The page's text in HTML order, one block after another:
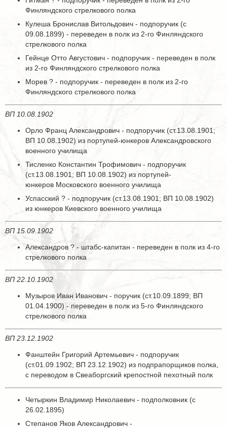
Финляндского стрелкового полка
Кулеша Бронислав Витольдович - подпоручик (с
09.08.1899) - переведен в полк из 2-го Финляндского
стрелкового полка
Гейнце Отто Августович - подпоручик - переведен в полк
из 2-го Финляндского стрелкового полка
Морев ? - подпоручик - переведен в полк из 2-го
Финляндского стрелкового полка
ВП 10.08.1902
Орло Франц Александрович - подпоручик (ст.13.08.1901;
ВП 10.08.1902) из портупей-юнкеров Александровского
военного училища
Тисленко Константин Трофимович - подпоручик
(ст.13.08.1901; ВП 10.08.1902) из портупей-
юнкеров Московского военного училища
Успасский ? - подпоручик (ст.13.08.1901; ВП 10.08.1902)
из юнкеров Киевского военного училища
ВП 15.09.1902
Александров ? - штабс-капитан - переведен в полк из 4-го
стрелкового полка
ВП 22.10.1902
Музыров Иван Иванович - поручик (ст.10.09.1899; ВП
01.04.1900) - переведен в полк из 5-го Финляндского
стрелкового полка
ВП 23.12.1902
Фанштейн Григорий Артемьевич - подпоручик
(ст.01.09.1902; ВП 23.12.1902) из подпрапорщиков полка,
с переводом в Свеаборгский крепостной пехотный полк
Четыркин Владимир Николаевич - подполковник (с
26.02.1895)
Степанов Яков Александрович -